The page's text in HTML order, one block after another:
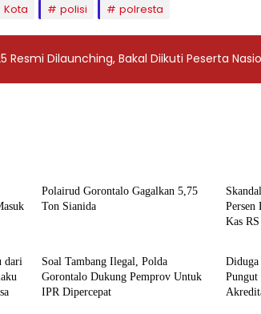
Kota polisi polresta
Resmi Dilaunching, Bakal Diikuti Peserta
Polairud Gorontalo Gagalkan 5,75
Ton Sianida
Persen
Kas
dari
Soal Tambang Ilegal, Polda
Gorontalo Dukung Pemprov Untuk
IPR Dipercepat